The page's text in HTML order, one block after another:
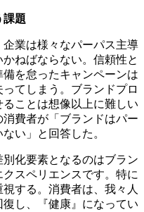
課題
業は様々なパーパス主導
ねばならない。信頼性と
を怠ったキャンペーンは
てしまう。ブランドプロ
ことは想像以上に難しい
費者が「ブランドはパー
い」と回答した。
別化要素となるのはブラン
スペリエンスです。特に
する。消費者は、我々人
し、『健康』になってい